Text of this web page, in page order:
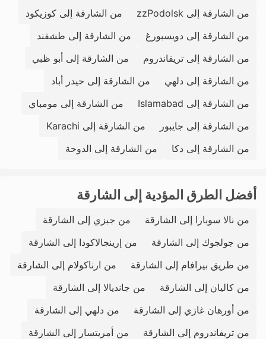
من الشارقة إلى zzPodolsk
من الشارقة إلى كوزيكود
من الشارقة إلى دويسبورغ
من الشارقة إلى طشقند
من الشارقة إلى تريفاندروم
من الشارقة إلى أبو ظبي
من الشارقة إلى دلهي
من الشارقة إلى حيدر أباد
من الشارقة إلى Islamabad
من الشارقة إلى مومباي
من الشارقة إلى جايبور
من الشارقة إلى Karachi
من الشارقة إلى دكا
من الشارقة إلى الدوحة
أفضل الطرق المؤدية إلى الشارقة
من نالا سوبارا إلى الشارقة
من جبزي إلى الشارقة
من جولجوك إلى الشارقة
من إرينجالاكودا إلى الشارقة
من طريق بيرافام إلى الشارقة
من ارناكولام إلى الشارقة
من كاليان إلى الشارقة
من جانديالا إلى الشارقة
من أورهان غازي إلى الشارقة
من دلهي إلى الشارقة
من تريفاندروم إلى الشارقة
من أمريتسار إلى الشارقة